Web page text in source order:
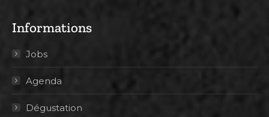
Informations
Jobs
Agenda
Dégustation